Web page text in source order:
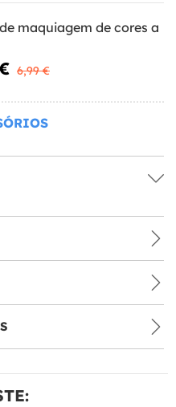
maquiagem de cores a
6,99 €